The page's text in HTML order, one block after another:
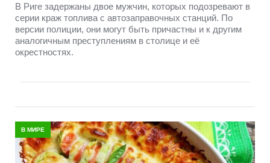
В Риге задержаны двое мужчин, которых подозревают в
серии краж топлива с автозаправочных станций. По
версии полиции, они могут быть причастны и к другим
аналогичным преступлениям в столице и её
окрестностях.
В МИРЕ